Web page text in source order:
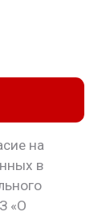
на
в
«О